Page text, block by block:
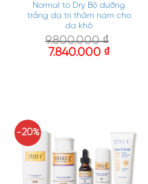
Normal to Dry Bộ dưỡng
trắng da trị thâm nám cho
da khô
9.800.000₫
7.840.000 ₫
-20%